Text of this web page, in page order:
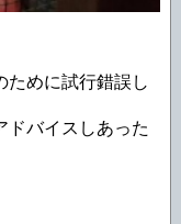
ために試行錯誤し
ドバイスしあった